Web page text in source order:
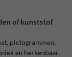
of kunststof
pictogrammen,
en herkenbaar.